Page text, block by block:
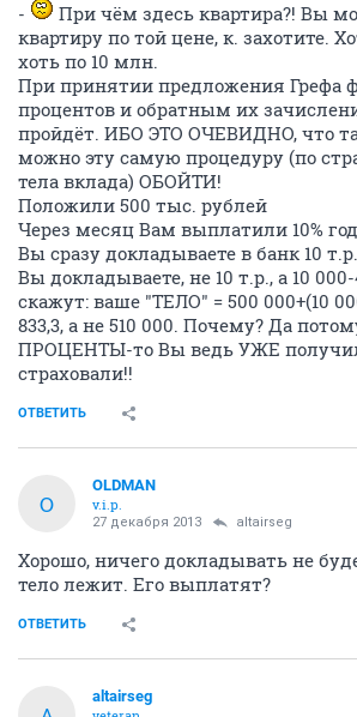
-
При чём здесь квартира?! Вы
квартиру по той цене, к. захотите.
хоть по 10 млн.
При принятии предложения Грефа
процентов и обратным их
пройдёт. ИБО ЭТО ОЧЕВИДНО, что
можно эту самую процедуру (по
тела вклада) ОБОЙТИ!
Положили 500 тыс. рублей
Через месяц Вам выплатили 10%
Вы сразу докладываете в банк 10
Вы докладываете, не 10 т.р., а 10
скажут: ваше "ТЕЛО" = 500 000+(10
833,3, а не 510 000. Почему? Да
ПРОЦЕНТЫ-то Вы ведь УЖЕ
страховали!!
ОТВЕТИТЬ
O
OLDMAN
v.i.p.
27 декабря 2013 altairseg
Хорошо, ничего докладывать не
тело лежит. Его выплатят?
ОТВЕТИТЬ
altairseg